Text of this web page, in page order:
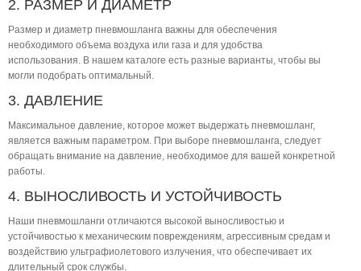
2. РАЗМЕР И ДИАМЕТР
Размер и диаметр пневмошланга важны для обеспечения
необходимого объема воздуха или газа и для удобства
использования. В нашем каталоге есть разные варианты, чтобы вы
могли подобрать оптимальный.
3. ДАВЛЕНИЕ
Максимальное давление, которое может выдержать пневмошланг,
является важным параметром. При выборе пневмошланга, следует
обращать внимание на давление, необходимое для вашей конкретной
работы.
4. ВЫНОСЛИВОСТЬ И УСТОЙЧИВОСТЬ
Наши пневмошланги отличаются высокой выносливостью и
устойчивостью к механическим повреждениям, агрессивным средам и
воздействию ультрафиолетового излучения, что обеспечивает их
длительный срок службы.